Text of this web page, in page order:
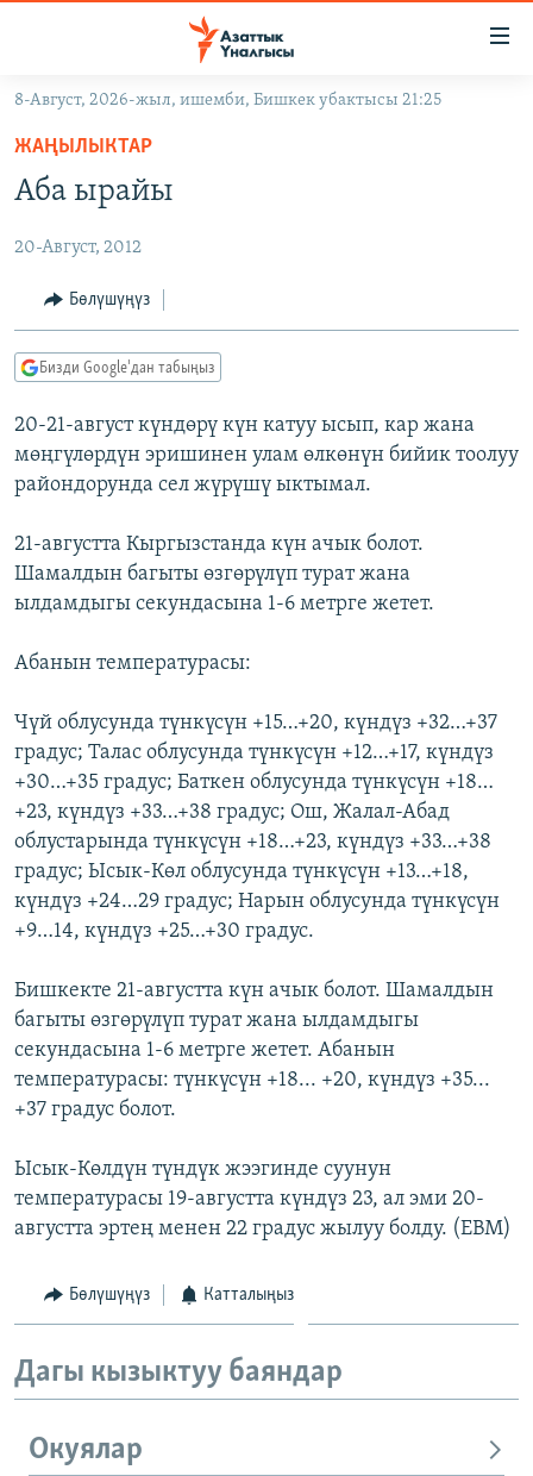
Навигацияга
өтүңүз
Издөөгө
салыңыз
КЫРГЫЗСТАН
КЫРГЫЗСТАН
САЯСАТ
ЭКОНОМИКА
ДҮЙНӨ
БОРБОР АЗИЯ
УКРАИНА
АТАЙЫН ИЛИКТӨӨ
БҮГҮН АЗАТТЫКТА
ЭКСПЕРТТЕР ТАЛДАЙТ
БИЗ ЖАНА ДҮЙНӨ
ЭЖЕ-СИҢДИЛЕР
АЗАТТЫК+
ПОДКАСТ
ӨЗГӨЧӨ ПИКИР
Русский
ОНЛАЙН ШЕРИНЕ
ЭЕ/АРнун бардык сайттары
8-Август, 2026-жыл, ишемби, Бишкек убактысы 21:25
ЖАҢЫЛЫКТАР
Аба ырайы
20-Август, 2012
Бөлүшүңүз
Бизди Google'дан табыңыз
20-21-август күндөрү күн катуу ысып, кар жана
мөңгүлөрдүн эришинен улам өлкөнүн бийик тоолуу
райондорунда сел жүрүшү ыктымал.
21-августта Кыргызстанда күн ачык болот.
Шамалдын багыты өзгөрүлүп турат жана
ылдамдыгы секундасына 1-6 метрге жетет.
Абанын температурасы:
Чүй облусунда түнкүсүн +15…+20, күндүз +32…+37
градус; Талас облусунда түнкүсүн +12…+17, күндүз
+30…+35 градус; Баткен облусунда түнкүсүн +18…
+23, күндүз +33…+38 градус; Ош, Жалал-Абад
облустарында түнкүсүн +18…+23, күндүз +33…+38
градус; Ысык-Көл облусунда түнкүсүн +13…+18,
күндүз +24…29 градус; Нарын облусунда түнкүсүн
+9…14, күндүз +25…+30 градус.
Бишкекте 21-августта күн ачык болот. Шамалдын
багыты өзгөрүлүп турат жана ылдамдыгы
секундасына 1-6 метрге жетет. Абанын
температурасы: түнкүсүн +18... +20, күндүз +35...
+37 градус болот.
Ысык-Көлдүн түндүк жээгинде суунун
температурасы 19-августта күндүз 23, ал эми 20-
августта эртең менен 22 градус жылуу болду. (EBM)
Бөлүшүңүз Катталыңыз
Дагы кызыктуу баяндар
Окуялар